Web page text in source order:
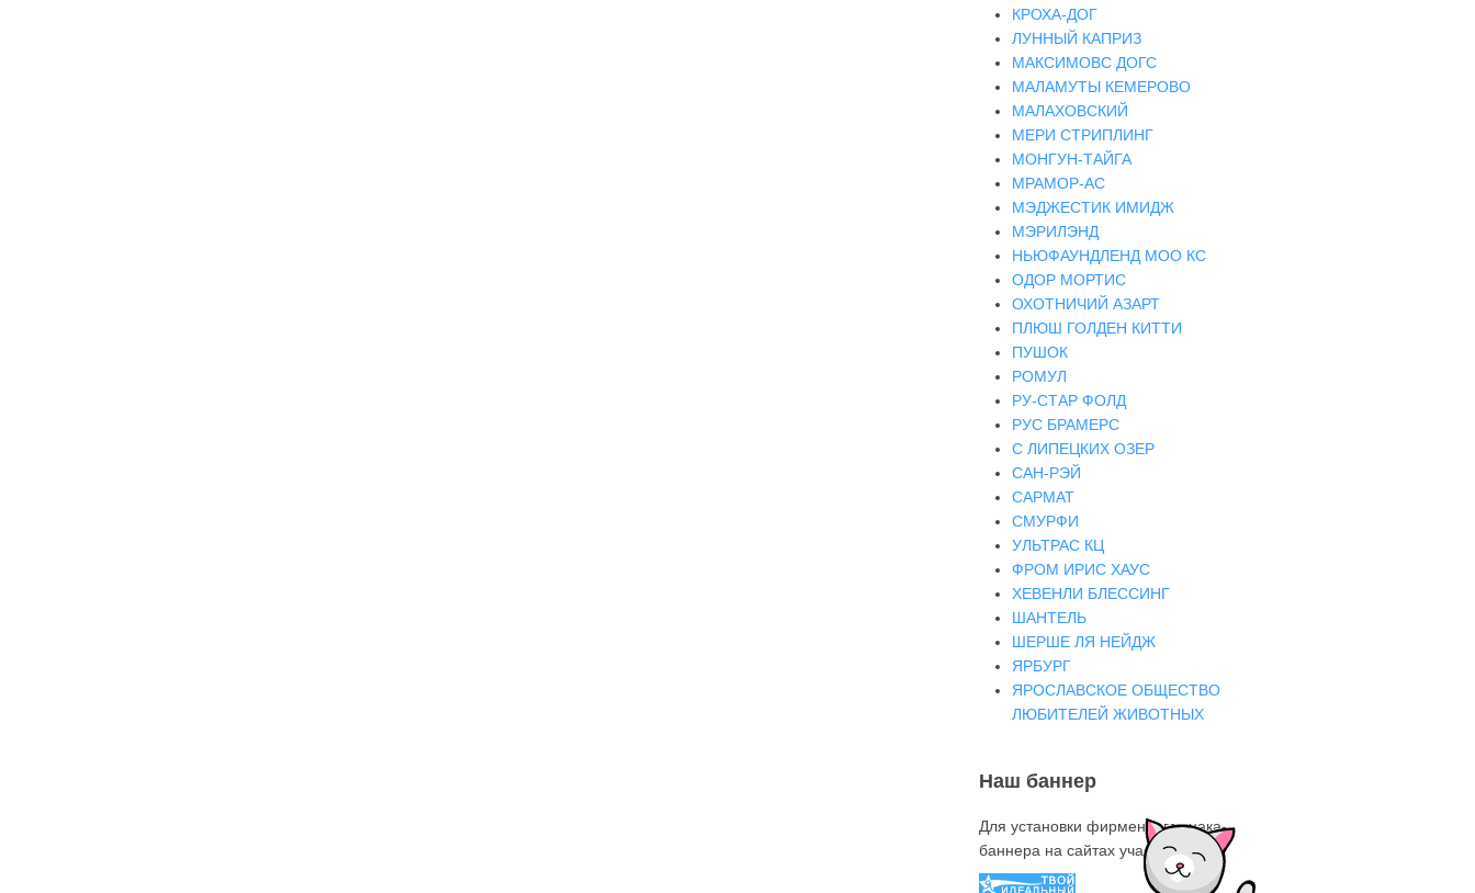
КРОХА-ДОГ
ЛУННЫЙ КАПРИЗ
МАКСИМОВС ДОГС
МАЛАМУТЫ КЕМЕРОВО
МАЛАХОВСКИЙ
МЕРИ СТРИПЛИНГ
МОНГУН-ТАЙГА
МРАМОР-АС
МЭДЖЕСТИК ИМИДЖ
МЭРИЛЭНД
НЬЮФАУНДЛЕНД МОО КС
ОДОР МОРТИС
ОХОТНИЧИЙ АЗАРТ
ПЛЮШ ГОЛДЕН КИТТИ
ПУШОК
РОМУЛ
РУ-СТАР ФОЛД
РУС БРАМЕРС
С ЛИПЕЦКИХ ОЗЕР
САН-РЭЙ
САРМАТ
СМУРФИ
УЛЬТРАС КЦ
ФРОМ ИРИС ХАУС
ХЕВЕНЛИ БЛЕССИНГ
ШАНТЕЛЬ
ШЕРШЕ ЛЯ НЕЙДЖ
ЯРБУРГ
ЯРОСЛАВСКОЕ ОБЩЕСТВО
ЛЮБИТЕЛЕЙ ЖИВОТНЫХ
Наш баннер
Для установки фирменного знака-
баннера на сайтах участниках